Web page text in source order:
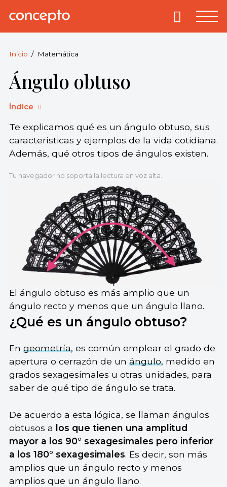
Concepto.
derechos
reservados.
Primary
Inicio Matemática
Ángulo obtuso
Índice
Te explicamos qué es un ángulo obtuso, sus
características y ejemplos de la vida cotidiana.
Además, qué otros tipos de ángulos existen.
Tu navegador no soporta la lectura en voz alta.
El ángulo obtuso es más amplio que un
ángulo recto y menos que un ángulo llano.
¿Qué es un ángulo obtuso?
Engeometría, es común emplear el grado de
apertura o cerrazón de unángulo, medido en
grados sexagesimales u otras unidades, para
saber de qué tipo de ángulo se trata.
De acuerdo a esta lógica, se llaman ángulos
obtusos a
los que tienen una amplitud
mayor a los 90° sexagesimales pero inferior
a los 180° sexagesimales. Es decir, son más
amplios que un ángulo recto y menos
amplios que un ángulo llano.